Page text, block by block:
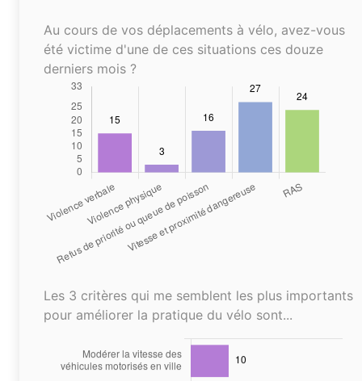
Au cours de vos déplacements à vélo, avez-vous
été victime d'une de ces situations ces douze
derniers mois ?
Les 3 critères qui me semblent les plus importants
pour améliorer la pratique du vélo sont...